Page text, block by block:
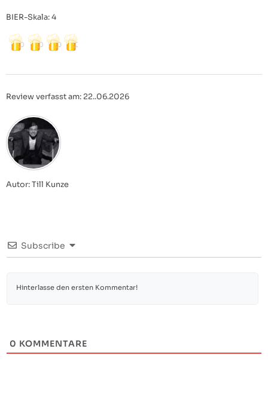
BIER-Skala: 4
Review verfasst am: 22..06.2026
Autor: Till Kunze
Subscribe
0 KOMMENTARE